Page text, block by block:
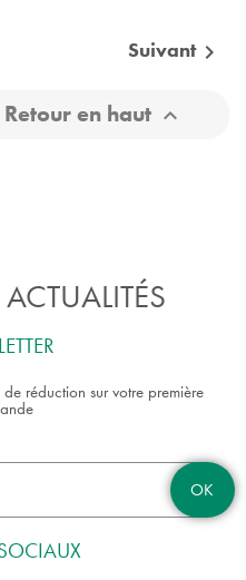
Suivant
Retour en haut 
réduction sur votre première
OK